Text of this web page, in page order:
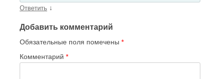
Ответить ↓
Добавить комментарий
Обязательные поля помечены *
Комментарий *